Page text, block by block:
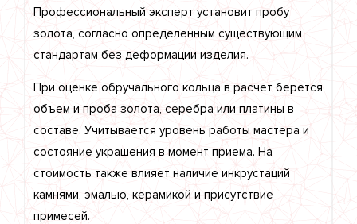
Профессиональный эксперт установит пробу
золота, согласно определенным существующим
стандартам без деформации изделия.
При оценке обручального кольца в расчет берется
объем и проба золота, серебра или платины в
составе. Учитывается уровень работы мастера и
состояние украшения в момент приема. На
стоимость также влияет наличие инкрустаций
камнями, эмалью, керамикой и присутствие
примесей.